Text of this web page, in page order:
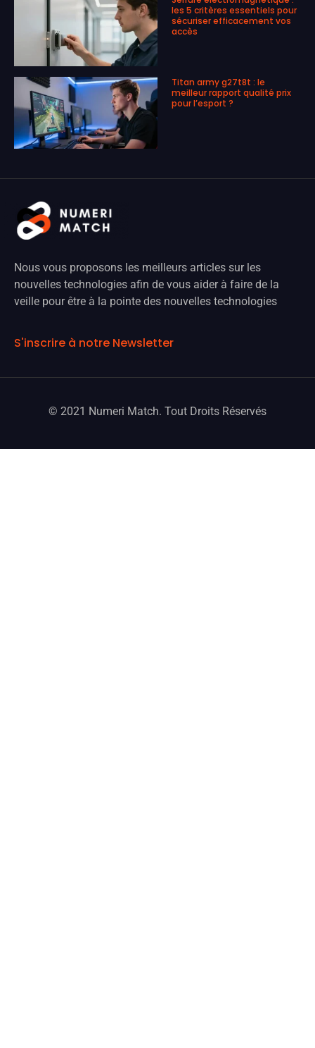
les 5 critères essentiels pour
sécuriser efficacement vos
accès
Titan army g27t8t : le
meilleur rapport qualité prix
pour l’esport ?
Nous vous proposons les meilleurs articles sur les
nouvelles technologies afin de vous aider à faire de la
veille pour être à la pointe des nouvelles technologies
S'inscrire à notre Newsletter
© 2021 Numeri Match. Tout Droits Réservés